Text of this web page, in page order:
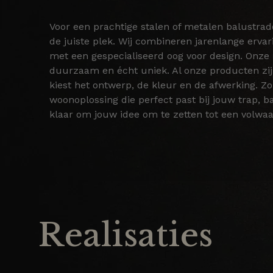
Voor een prachtige stalen of metalen
de juiste plek. Wij combineren jarenlange
met een gespecialiseerd oog voor design.
duurzaam en écht uniek. Al onze producten
kiest het ontwerp, de kleur en de afwerking.
woonoplossing die perfect past bij jouw trap,
klaar om jouw idee om te zetten tot een
Realisaties